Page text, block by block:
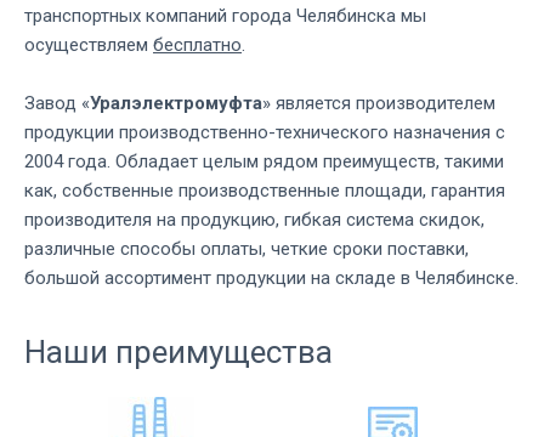
транспортных компаний города Челябинска мы
осуществляем бесплатно.
Завод «Уралэлектромуфта» является производителем
продукции производственно-технического назначения с
2004 года. Обладает целым рядом преимуществ, такими
как, собственные производственные площади, гарантия
производителя на продукцию, гибкая система скидок,
различные способы оплаты, четкие сроки поставки,
большой ассортимент продукции на складе в Челябинске.
Наши преимущества